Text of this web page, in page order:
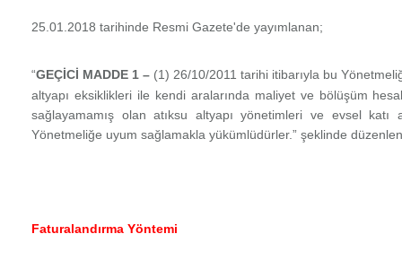
25.01.2018 tarihinde Resmi Gazete'de yayımlanan;
“GEÇİCİ MADDE 1 – (1) 26/10/2011 tarihi itibarıyla bu
altyapı eksiklikleri ile kendi aralarında maliyet ve bölüşüm
sağlayamamış olan atıksu
altyapı yönetimleri ve evsel katı
Yönetmeliğe uyum sağlamakla yükümlüdürler.” şeklinde
Faturalandırma Yöntemi